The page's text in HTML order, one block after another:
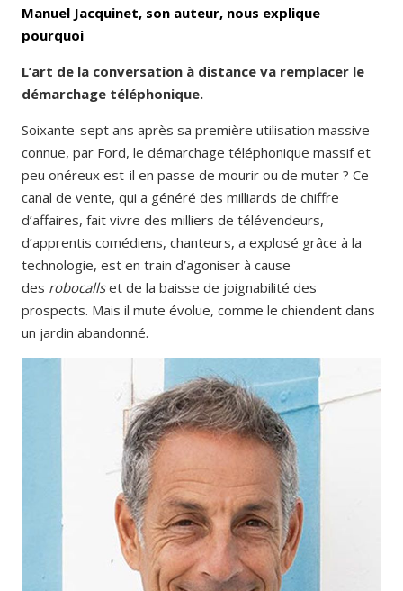
Manuel Jacquinet, son auteur, nous explique
pourquoi
L’art de la conversation à distance va remplacer le
démarchage téléphonique.
Soixante-sept ans après sa première utilisation massive
connue, par Ford, le démarchage téléphonique massif et
peu onéreux est-il en passe de mourir ou de muter ? Ce
canal de vente, qui a généré des milliards de chiffre
d’affaires, fait vivre des milliers de télévendeurs,
d’apprentis comédiens, chanteurs, a explosé grâce à la
technologie, est en train d’agoniser à cause
des robocallset de la baisse de joignabilité des
prospects. Mais il mute évolue, comme le chiendent dans
un jardin abandonné.